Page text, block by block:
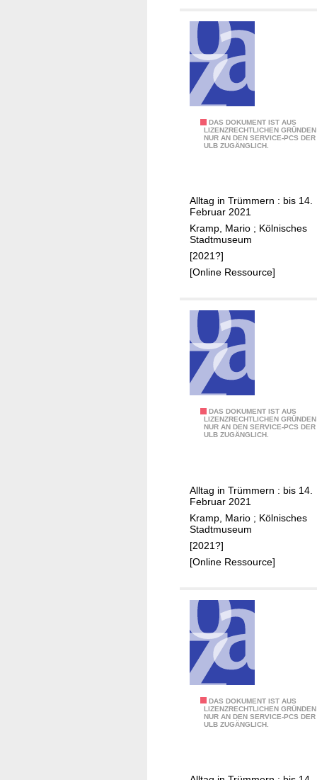
DAS DOKUMENT IST AUS
LIZENZRECHTLICHEN GRÜNDEN
NUR AN DEN SERVICE-PCS DER
ULB ZUGÄNGLICH.
l
n
1
9
4
Alltag in Trümmern : bis 14.
Februar 2021
Kramp, Mario ; Kölnisches
Stadtmuseum
[2021?]
[Online Ressource]
DAS DOKUMENT IST AUS
LIZENZRECHTLICHEN GRÜNDEN
NUR AN DEN SERVICE-PCS DER
ULB ZUGÄNGLICH.
l
n
1
9
4
Alltag in Trümmern : bis 14.
Februar 2021
Kramp, Mario ; Kölnisches
Stadtmuseum
[2021?]
[Online Ressource]
DAS DOKUMENT IST AUS
LIZENZRECHTLICHEN GRÜNDEN
NUR AN DEN SERVICE-PCS DER
ULB ZUGÄNGLICH.